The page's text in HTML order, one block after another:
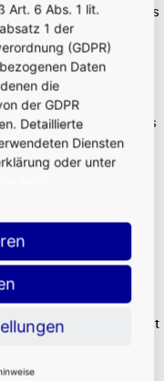
Treppentürmen aus
für das bis zu
des
mehr und mehr
weiten Teilen bereits
Stellplätzen sind gut
Gebäudeteil zu
Art. 6 Abs. 1 lit.
1 der
(GDPR)
Daten
die
der GDPR
Detaillierte
Diensten
oder unter